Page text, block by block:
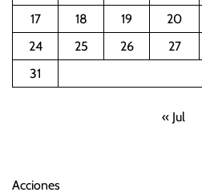
17
18 19 20
24
25 26 27
31
« Jul
Acciones